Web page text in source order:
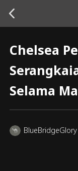
Chelsea
Selama
BlueBridgeGlory